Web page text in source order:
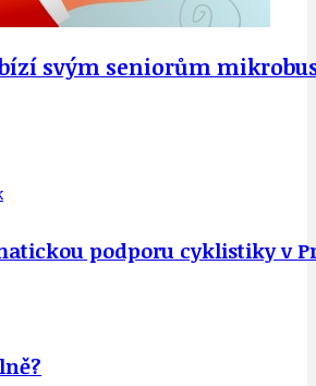
svým seniorům
podporu cyklistiky v